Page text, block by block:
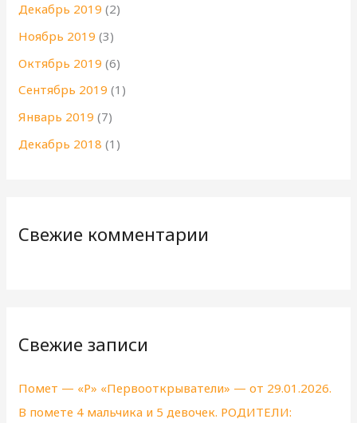
Декабрь 2019 (2)
Ноябрь 2019 (3)
Октябрь 2019 (6)
Сентябрь 2019 (1)
Январь 2019 (7)
Декабрь 2018 (1)
Свежие комментарии
Свежие записи
Помет — «Р» «Первооткрыватели» — от 29.01.2026.
В помете 4 мальчика и 5 девочек. РОДИТЕЛИ: